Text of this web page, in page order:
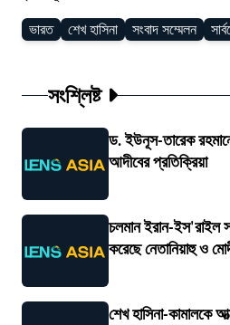
ভারত শেখ হাসিনা সংবাদ সম্মেলন
সংশ্লিষ্ট
ড. ইউনূস-তারেক
আদীবের প্রতিক্রিয়া
চলমান ইরান-ইস'রাইল
করেছে নেতানিয়াহু ও
শেখ হাসিনা-কামালকে